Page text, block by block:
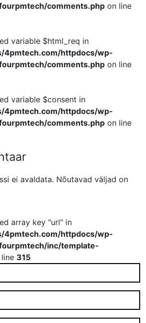
comments.php on line
variable $html_req in
4pmtech.com/httpdocs/wp-
comments.php on line
variable $consent in
4pmtech.com/httpdocs/wp-
comments.php on line
ei avaldata. Nõutavad väljad on
array key "url" in
4pmtech.com/httpdocs/wp-
inc/template-
315